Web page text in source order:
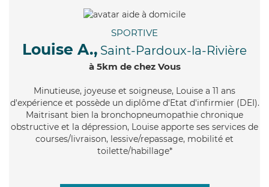
SPORTIVE
Louise A., Saint-Pardoux-la-Rivière
à 5km de chez Vous
Minutieuse, joyeuse et soigneuse, Louise a 11 ans
d'expérience et possède un diplôme d'Etat d'infirmier (DEI).
Maitrisant bien la bronchopneumopathie chronique
obstructive et la dépression, Louise apporte ses services de
courses/livraison, lessive/repassage, mobilité et
toilette/habillage*